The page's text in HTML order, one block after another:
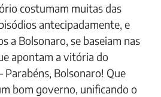
costumam muitas das
antecipadamente, e
a Bolsonaro, se baseiam nas
apontam a vitória do
Bolsonaro! Que
bom governo, unificando o